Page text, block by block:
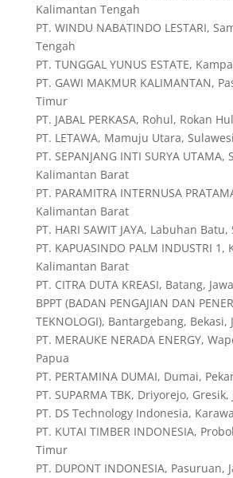
Kalimantan Tengah
PT. WINDU NABATINDO LESTARI,
Tengah
PT. TUNGGAL YUNUS ESTATE,
PT. GAWI MAKMUR KALIMANTAN,
Timur
PT. JABAL PERKASA, Rohul, Rokan
PT. LETAWA, Mamuju Utara,
PT. SEPANJANG INTI SURYA UTAMA,
Kalimantan Barat
PT. PARAMITRA INTERNUSA
Kalimantan Barat
PT. HARI SAWIT JAYA, Labuhan
PT. KAPUASINDO PALM INDUSTRI
Kalimantan Barat
PT. CITRA DUTA KREASI, Batang,
BPPT (BADAN PENGAJIAN DAN
TEKNOLOGI), Bantargebang, Bekasi,
PT. MERAUKE NERADA ENERGY,
Papua
PT. PERTAMINA DUMAI, Dumai,
PT. SUPARMA TBK, Driyorejo,
PT. DS Technology Indonesia,
PT. KUTAI TIMBER INDONESIA,
Timur
PT. DUPONT INDONESIA, Pasuruan,